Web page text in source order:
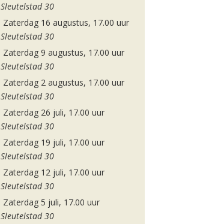
Sleutelstad 30
Zaterdag 16 augustus, 17.00 uur
Sleutelstad 30
Zaterdag 9 augustus, 17.00 uur
Sleutelstad 30
Zaterdag 2 augustus, 17.00 uur
Sleutelstad 30
Zaterdag 26 juli, 17.00 uur
Sleutelstad 30
Zaterdag 19 juli, 17.00 uur
Sleutelstad 30
Zaterdag 12 juli, 17.00 uur
Sleutelstad 30
Zaterdag 5 juli, 17.00 uur
Sleutelstad 30